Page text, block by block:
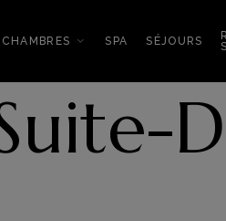
CHAMBRES SPA SÉJOURS